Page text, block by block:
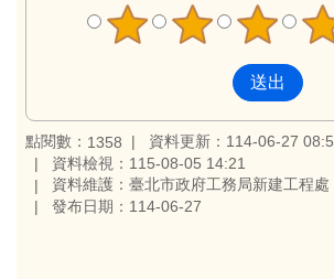
點閱數： 1358
資料更新：114-06-27
資料檢視：115-08-05 14:21
資料維護：臺北市政府工務局新建工程處
發布日期：114-06-27